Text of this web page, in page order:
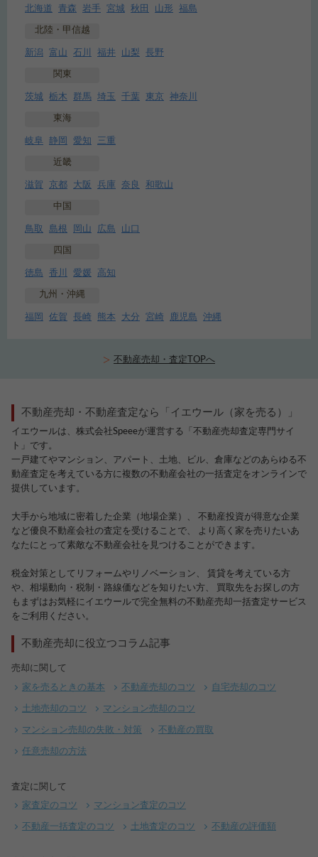
北海道 青森 岩手 宮城 秋田 山形 福島
北陸・甲信越
新潟 富山 石川 福井 山梨 長野
関東
茨城 栃木 群馬 埼玉 千葉 東京 神奈川
東海
岐阜 静岡 愛知 三重
近畿
滋賀 京都 大阪 兵庫 奈良 和歌山
中国
鳥取 島根 岡山 広島 山口
四国
徳島 香川 愛媛 高知
九州・沖縄
福岡 佐賀 長崎 熊本 大分 宮崎 鹿児島 沖縄
不動産売却・査定TOPへ
不動産売却・不動産査定なら「イエウール（家を売る）」
イエウールは、株式会社Speeeが運営する「不動産売却査定専門サイ
ト」です。
一戸建てやマンション、アパート、土地、ビル、倉庫などのあらゆる不
動産査定を考えている方に複数の不動産会社の一括査定をオンラインで
提供しています。
大手から地域に密着した企業（地場企業）、 不動産投資が得意な企業
など優良不動産会社の査定を受けることで、 より高く家を売りたいあ
なたにとって素敵な不動産会社を見つけることができます。
税金対策としてリフォームやリノベーション、 賃貸を考えている方
や、相場動向・税制・路線価などを知りたい方、 買取先をお探しの方
もまずはお気軽にイエウールで完全無料の不動産売却一括査定サービス
をご利用ください。
不動産売却に役立つコラム記事
売却に関して
家を売るときの基本 不動産売却のコツ 自宅売却のコツ
土地売却のコツ マンション売却のコツ
マンション売却の失敗・対策 不動産の買取
任意売却の方法
査定に関して
家査定のコツ マンション査定のコツ
不動産一括査定のコツ 土地査定のコツ 不動産の評価額